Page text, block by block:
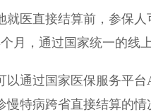
直接结算前，参保人
月，通过国家统一的线
过国家医保服务平台
慢特病跨省直接结算的